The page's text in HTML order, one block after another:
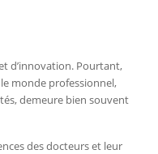
d’innovation. Pourtant,
monde professionnel,
demeure bien souvent
des docteurs et leur